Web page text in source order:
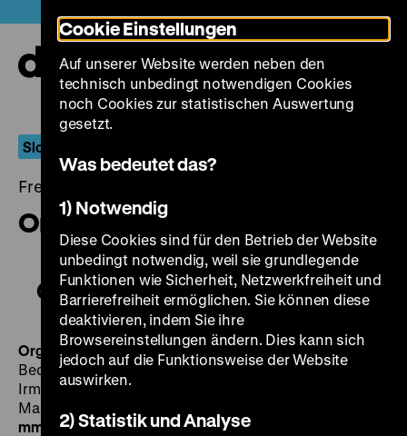
zum
Seiteninhalt
springen
Slowakische Neue Welle
Freitag, 23. September 2016, 21.00 - 00.00 Uhr
Organ / Die Orgel
Organ / Die Orgel
Organ Die OrgelCSSR 1964, R: Štefan Uher, B: Alfonz
Bednár, K: Stanislav Szomolányi, D: František Bubík,
Irma Bárdyová, Kamil Marek, Jozef Hodorovský, Hana
Maciuchová, Tomás Tobák, Luisa Grossová, 99‘
mm, OmU FR 23.09. um 21 Uhr + DI 27.09. um 20 Uhr
Cookie Einstellungen
Auf unserer Website werden neben den
technisch unbedingt notwendigen Cookies
noch Cookies zur statistischen Auswertung
gesetzt.
Was bedeutet das?
1) Notwendig
Diese Cookies sind für den Betrieb der Website
unbedingt notwendig, weil sie grundlegende
Funktionen wie Sicherheit, Netzwerkfreiheit und
Barrierefreiheit ermöglichen. Sie können diese
deaktivieren, indem Sie ihre
Browsereinstellungen ändern. Dies kann sich
jedoch auf die Funktionsweise der Website
auswirken.
2) Statistik und Analyse